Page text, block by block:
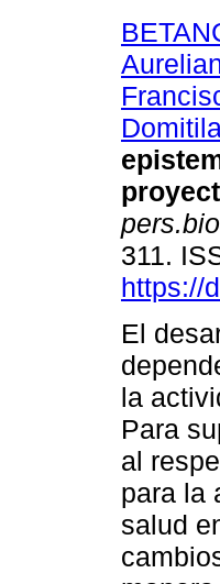
311.
https://
El
la
Para
al
para la
salud